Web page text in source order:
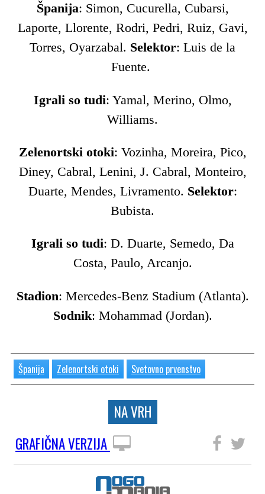
Španija: Simon, Cucurella, Cubarsi,
Laporte, Llorente, Rodri, Pedri, Ruiz, Gavi,
Torres, Oyarzabal. Selektor: Luis de la
Fuente.
Igrali so tudi: Yamal, Merino, Olmo,
Williams.
Zelenortski otoki: Vozinha, Moreira, Pico,
Diney, Cabral, Lenini, J. Cabral, Monteiro,
Duarte, Mendes, Livramento. Selektor:
Bubista.
Igrali so tudi: D. Duarte, Semedo, Da
Costa, Paulo, Arcanjo.
Stadion: Mercedes-Benz Stadium (Atlanta).
Sodnik: Mohammad (Jordan).
Španija Zelenortski otoki Svetovno prvenstvo
NA VRH
GRAFIČNA VERZIJA